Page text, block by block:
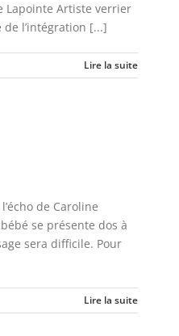
Lapointe Artiste verrier
l’intégration [...]
Lire la suite
de Caroline
se présente dos à
sera difficile. Pour
Lire la suite